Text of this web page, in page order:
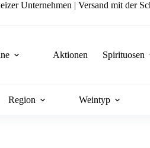
Unternehmen | Versand mit der
Aktionen Spirituosen
Region Weintyp